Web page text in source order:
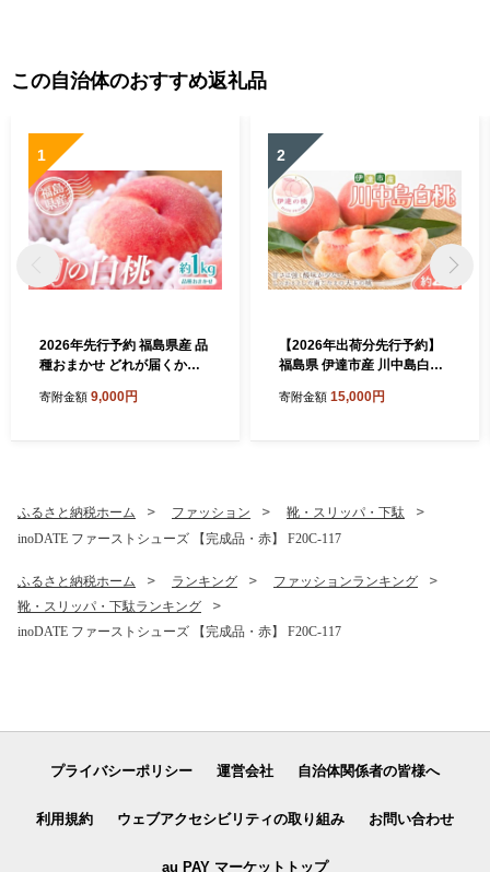
この自治体のおすすめ返礼品
1
2026年先行予約 福島県産 品
種おまかせ どれが届くかお
量限定 期間限定 桃 もも モモ
寄附金額 9,000円
2
【2026年出荷分先行予約】
福島県 伊達市産 川中島白桃
株式会社 伊達の桃 桃 フルー
寄附金額 15,000円
ふるさと納税ホーム ファッション
靴・スリッパ・下駄
inoDATE ファーストシューズ 【完成品・赤】 F20C-117
ふるさと納税ホーム ランキング
ファッションランキング
靴・スリッパ・下駄ランキング
inoDATE ファーストシューズ 【完成品・赤】 F20C-117
プライバシーポリシー 運営会社 自治体関係者の皆様へ
利用規約 ウェブアクセシビリティの取り組み お問い合わせ
au PAY マーケットトップ